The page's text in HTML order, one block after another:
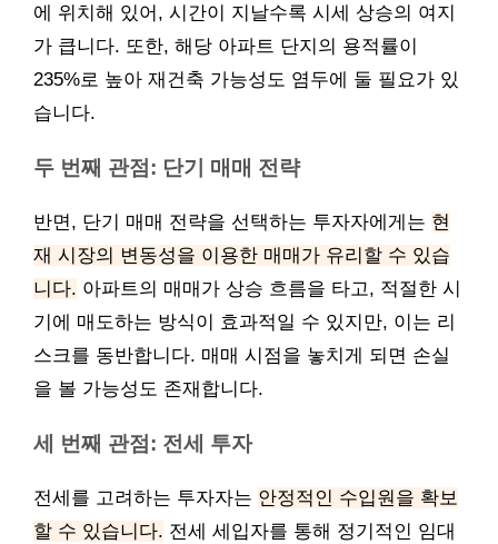
에 위치해 있어, 시간이 지날수록 시세 상승의 여지
가 큽니다. 또한, 해당 아파트 단지의 용적률이
235%로 높아 재건축 가능성도 염두에 둘 필요가 있
습니다.
두 번째 관점: 단기 매매 전략
반면, 단기 매매 전략을 선택하는 투자자에게는 현
재 시장의 변동성을 이용한 매매가 유리할 수 있습
니다. 아파트의 매매가 상승 흐름을 타고, 적절한 시
기에 매도하는 방식이 효과적일 수 있지만, 이는 리
스크를 동반합니다. 매매 시점을 놓치게 되면 손실
을 볼 가능성도 존재합니다.
세 번째 관점: 전세 투자
전세를 고려하는 투자자는 안정적인 수입원을 확보
할 수 있습니다. 전세 세입자를 통해 정기적인 임대